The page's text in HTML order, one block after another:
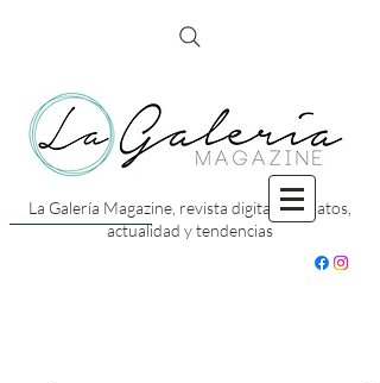
La Galería Magazine, revista digital con datos,
actualidad y tendencias